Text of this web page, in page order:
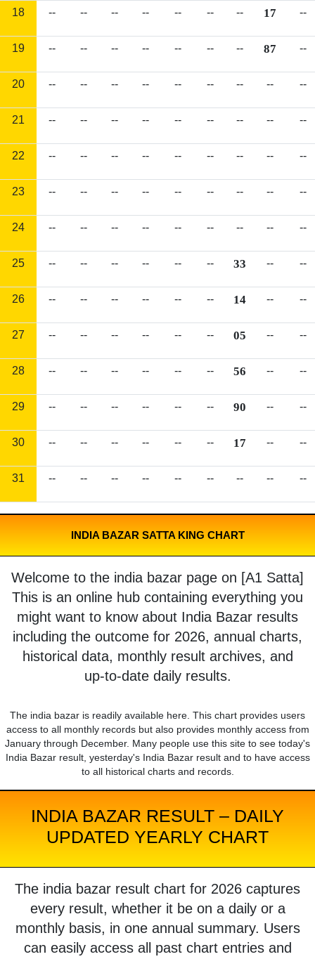
18 -- -- -- -- -- -- -- 17 --
19 -- -- -- -- -- -- -- 87 --
20 -- -- -- -- -- -- -- -- --
21 -- -- -- -- -- -- -- -- --
22 -- -- -- -- -- -- -- -- --
23 -- -- -- -- -- -- -- -- --
24 -- -- -- -- -- -- -- -- --
25 -- -- -- -- -- -- 33 -- --
26 -- -- -- -- -- -- 14 -- --
27 -- -- -- -- -- -- 05 -- --
28 -- -- -- -- -- -- 56 -- --
29 -- -- -- -- -- -- 90 -- --
30 -- -- -- -- -- -- 17 -- --
31 -- -- -- -- -- -- -- -- --
INDIA BAZAR SATTA KING CHART
Welcome to the india bazar page on [A1 Satta]
This is an online hub containing everything you
might want to know about India Bazar results
including the outcome for 2026, annual charts,
historical data, monthly result archives, and
up-to-date daily results.
The india bazar is readily available here. This chart provides users
access to all monthly records but also provides monthly access from
January through December. Many people use this site to see today's
India Bazar result, yesterday's India Bazar result and to have access
to all historical charts and records.
INDIA BAZAR RESULT – DAILY
UPDATED YEARLY CHART
The india bazar result chart for 2026 captures
every result, whether it be on a daily or a
monthly basis, in one annual summary. Users
can easily access all past chart entries and